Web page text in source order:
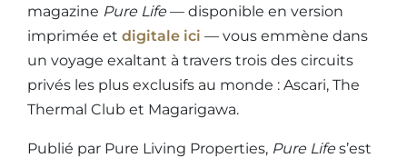
magazine Pure Life— disponible en version
imprimée et digitale ici — vous emmène dans
un voyage exaltant à travers trois des circuits
privés les plus exclusifs au monde : Ascari, The
Thermal Club et Magarigawa.
Publié par Pure Living Properties, Pure Lifes’est